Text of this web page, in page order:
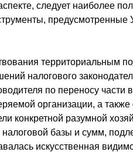
следует наиболее
территориальным
налогового
по переносу
организации, а
конкретной разумной
базы и сумм,
искусственная